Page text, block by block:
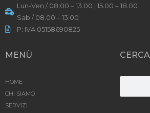
Lun-Ven / 08.00 – 13.00 | 15.00 – 18.00
Sab / 08.00 – 13.00
P: IVA 05158690825
MENÙ
HOME
CHI SIAMO
SERVIZI
CERCA